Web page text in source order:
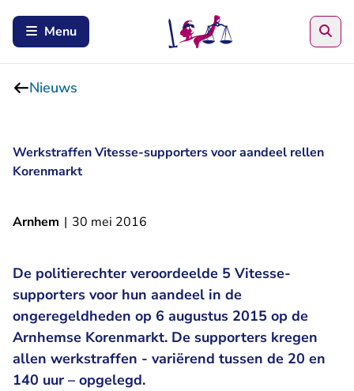
Menu
Nieuws
Werkstraffen Vitesse-supporters voor aandeel rellen
Korenmarkt
Arnhem | 30 mei 2016
De politierechter veroordeelde 5 Vitesse-
supporters voor hun aandeel in de
ongeregeldheden op 6 augustus 2015 op de
Arnhemse Korenmarkt. De supporters kregen
allen werkstraffen - variërend tussen de 20 en
140 uur – opgelegd.